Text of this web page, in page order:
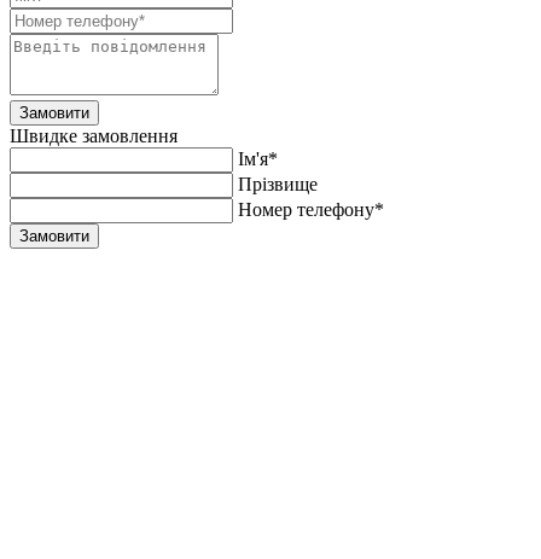
Замовити
Швидке замовлення
Ім'я*
Прiзвище
Номер телефону*